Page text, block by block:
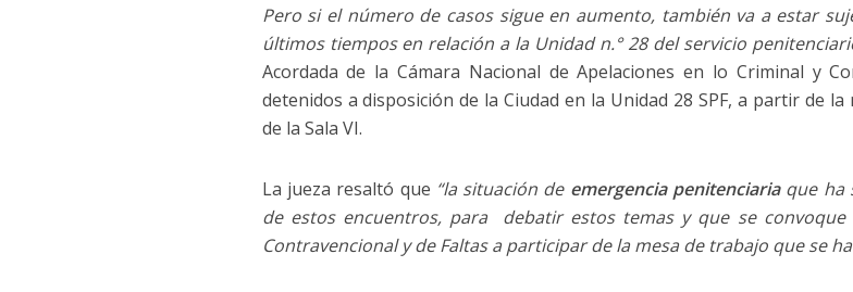
Pero si el número de casos sigue en aumento, también va a estar
últimos tiempos en relación a la Unidad n.° 28 del servicio
Acordada de la Cámara Nacional de Apelaciones en lo Criminal y
detenidos a disposición de la Ciudad en la Unidad 28 SPF, a partir de
de la Sala VI.
La jueza resaltó que “la situación de emergencia penitenciariaque ha
de estos encuentros, para debatir estos temas y que se convoque
Contravencional y de Faltas a participar de la mesa de trabajo que se